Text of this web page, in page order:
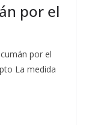
por el
por el
La medida